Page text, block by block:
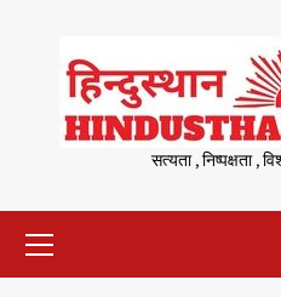
content
सत्यता , निष्पक्षता ,
Menu